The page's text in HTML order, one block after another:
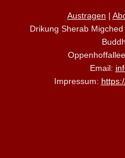
Austragen |
Drikung Sherab
Email:
Impressum: